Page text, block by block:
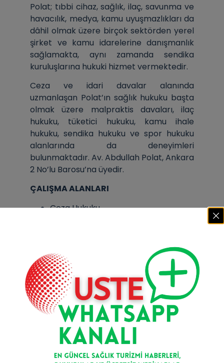
Polat; tıbbi cihaz, sağlık, ilaç, savunma ve
havacılık, medya, kamu uyuşmazlıkları da
dâhil olmak üzere birçok sektörden yerel
şirket ve kamu idarelerine danışmanlık
sağlamakta, aynı zamanda sendika
kuruluşlarına hukuki hizmet vermektedir.
Ceza ve idari davalar alanında
uzmanlaşan Polat’ın sağlık hukuku başta
olmak üzere malpraktis davaları, ilaç
hukuku, tüketici hukuku, kamu ihale
hukuku, sendika hukuku ve spor hukuku
alanlarında da deneyimleri
bulunmaktadır. Av. Abdullah Polat, Ankara
2 No’lu Barosu’na üyedir.
ÇALIŞMA ALANLARI
Ceza Hukuku
Tüketici Hukuku
Kamu İhale Hukuku
Sendikalar Hukuku
Malpraktis Davaları
Alacak Davaları
Medya Hukuku
Aile Hukuku
EĞİTİM